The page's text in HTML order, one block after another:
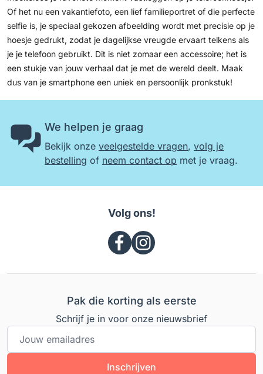
Of het nu een vakantiefoto, een lief familieportret of die perfecte
selfie is, je speciaal gekozen afbeelding wordt met precisie op je
hoesje gedrukt, zodat je dagelijkse vreugde ervaart telkens als
je je telefoon gebruikt. Dit is niet zomaar een accessoire; het is
een stukje van jouw verhaal dat je met de wereld deelt. Maak
dus van je smartphone een uniek en persoonlijk pronkstuk!
We helpen je graag
Bekijk onze veelgestelde vragen, volg je
bestelling of neem contact op met je vraag.
Volg ons!
Pak die korting als eerste
Schrijf je in voor onze nieuwsbrief
E-mailadres
Inschrijven